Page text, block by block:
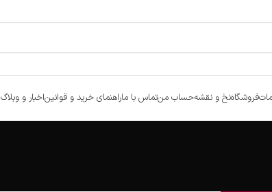
فروشگاهنخ و نقشهحساب منتماس با ماراهنمای خرید و قوانیناخبار و وبلاگ